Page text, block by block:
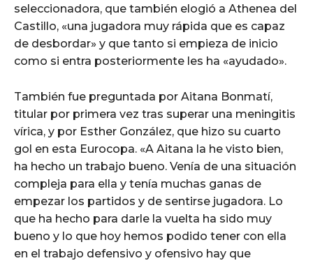
seleccionadora, que también elogió a Athenea del
Castillo, «una jugadora muy rápida que es capaz
de desbordar» y que tanto si empieza de inicio
como si entra posteriormente les ha «ayudado».
También fue preguntada por Aitana Bonmatí,
titular por primera vez tras superar una meningitis
vírica, y por Esther González, que hizo su cuarto
gol en esta Eurocopa. «A Aitana la he visto bien,
ha hecho un trabajo bueno. Venía de una situación
compleja para ella y tenía muchas ganas de
empezar los partidos y de sentirse jugadora. Lo
que ha hecho para darle la vuelta ha sido muy
bueno y lo que hoy hemos podido tener con ella
en el trabajo defensivo y ofensivo hay que